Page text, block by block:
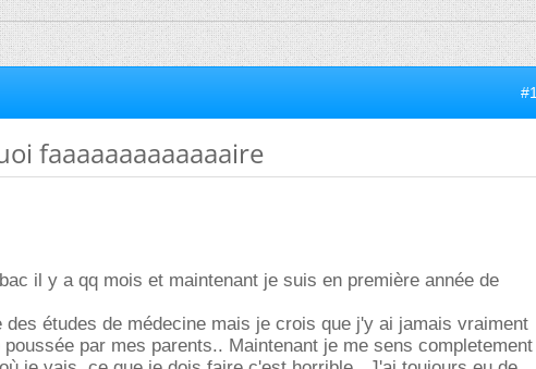
#1
faaaaaaaaaaaaaire
il y a qq mois et maintenant je suis en première année de
études de médecine mais je crois que j'y ai jamais vraiment
par mes parents.. Maintenant je me sens completement